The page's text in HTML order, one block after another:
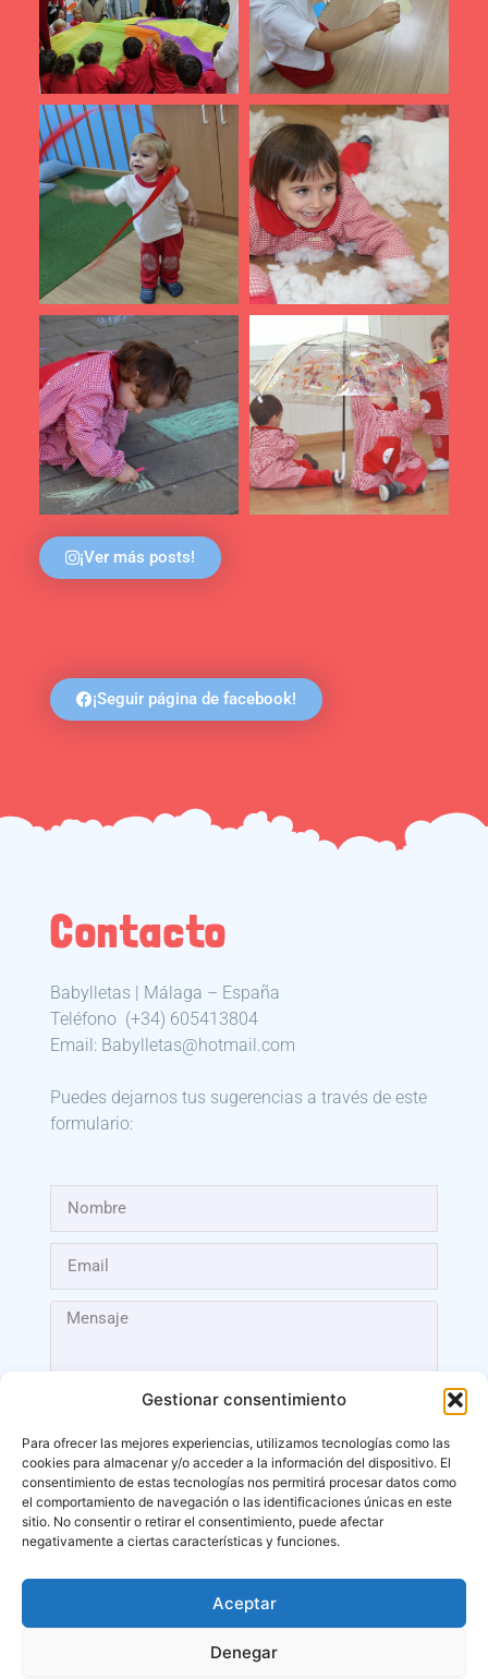
Gestionar consentimiento
Para ofrecer las mejores experiencias, utilizamos tecnologías como las
cookies para almacenar y/o acceder a la información del dispositivo. El
consentimiento de estas tecnologías nos permitirá procesar datos como
el comportamiento de navegación o las identificaciones únicas en este
sitio. No consentir o retirar el consentimiento, puede afectar
negativamente a ciertas características y funciones.
Aceptar
Denegar
¡Ver más posts!
¡Seguir página de facebook!
Contacto
Babylletas | Málaga – España
Teléfono (+34) 605413804
Email: Babylletas@hotmail.com
Puedes dejarnos tus sugerencias a través de este
formulario:
Enviar
Málaga